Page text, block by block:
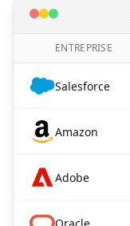
ENTREPRISE
Salesforce
Amazon
Adobe